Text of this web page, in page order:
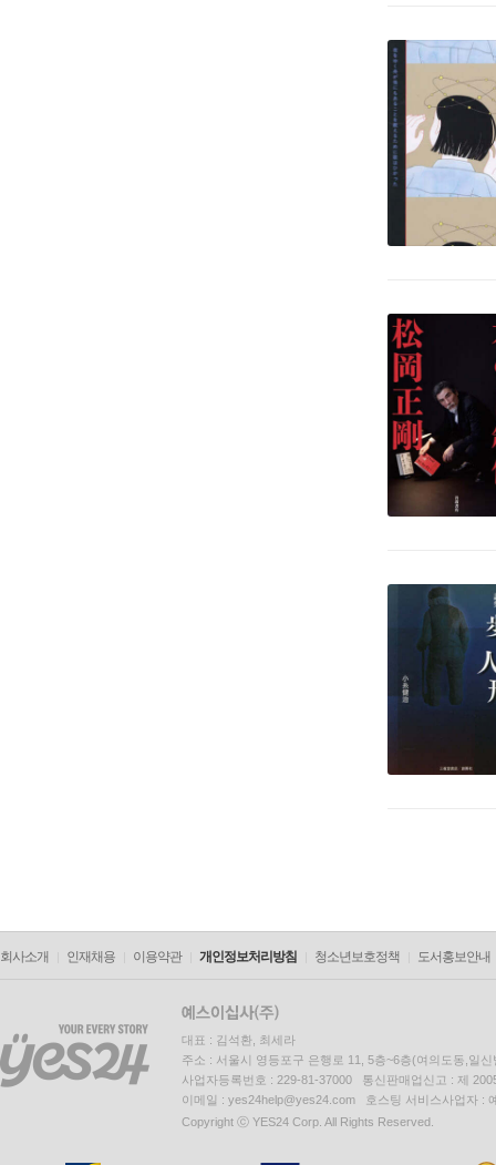
회사소개 인재채용 이용약관 개인정보처리방침 청소년보호정책 도서홍보안내
대표 : 김석환, 최세라
주소 : 서울시 영등포구 은행로 11, 5층~6층(여의도동,일신
사업자등록번호 : 229-81-37000 통신판매업신고 : 제
이메일 : yes24help@yes24.com 호스팅 서비스사업자 :
Copyright ⓒ YES24 Corp. All Rights Reserved.